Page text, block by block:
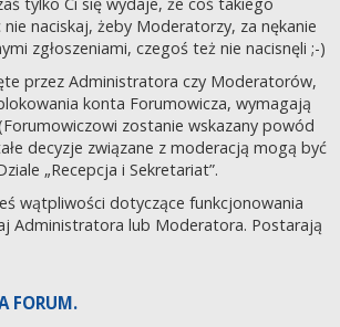
naciskaj, żeby Moderatorzy, za nękanie
zgłoszeniami, czegoś też nie nacisnęli ;-)
przez Administratora czy Moderatorów,
konta Forumowicza, wymagają
zostanie wskazany powód
decyzje związane z moderacją mogą być
„Recepcja i Sekretariat”.
wątpliwości dotyczące funkcjonowania
Administratora lub Moderatora. Postarają
FORUM.